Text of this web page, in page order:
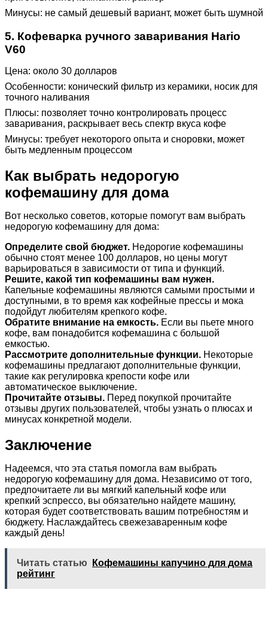
Минусы: не самый дешевый вариант, может быть шумной
5. Кофеварка ручного заваривания Hario
V60
Цена: около 30 долларов
Особенности: конический фильтр из керамики, носик для
точного наливания
Плюсы: позволяет точно контролировать процесс
заваривания, раскрывает весь спектр вкуса кофе
Минусы: требует некоторого опыта и сноровки, может
быть медленным процессом
Как выбрать недорогую
кофемашину для дома
Вот несколько советов, которые помогут вам выбрать
недорогую кофемашину для дома:
Определите свой бюджет. Недорогие кофемашины
обычно стоят менее 100 долларов, но цены могут
варьироваться в зависимости от типа и функций.
Решите, какой тип кофемашины вам нужен.
Капельные кофемашины являются самыми простыми и
доступными, в то время как кофейные прессы и мока
подойдут любителям крепкого кофе.
Обратите внимание на емкость. Если вы пьете много
кофе, вам понадобится кофемашина с большой
емкостью.
Рассмотрите дополнительные функции. Некоторые
кофемашины предлагают дополнительные функции,
такие как регулировка крепости кофе или
автоматическое выключение.
Прочитайте отзывы. Перед покупкой прочитайте
отзывы других пользователей, чтобы узнать о плюсах и
минусах конкретной модели.
Заключение
Надеемся, что эта статья помогла вам выбрать
недорогую кофемашину для дома. Независимо от того,
предпочитаете ли вы мягкий капельный кофе или
крепкий эспрессо, вы обязательно найдете машину,
которая будет соответствовать вашим потребностям и
бюджету. Наслаждайтесь свежезаваренным кофе
каждый день!
Читать статью
Кофемашины капучино для дома
рейтинг